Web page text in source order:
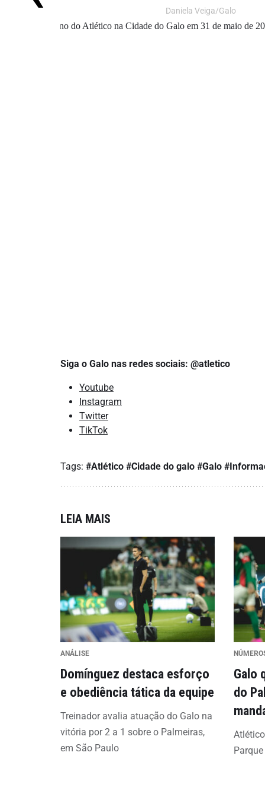
Daniela Veiga/Galo
Siga o Galo nas redes sociais: @atletico
Youtube
Instagram
Twitter
TikTok
Tags: #Atlético #Cidade do galo #Galo
LEIA MAIS
ANÁLISE
Domínguez destaca esforço
e obediência tática da equipe
Treinador avalia atuação do Galo na
vitória por 2 a 1 sobre o Palmeiras,
em São Paulo
Galo
do
Parque